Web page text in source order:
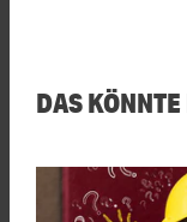
DAS